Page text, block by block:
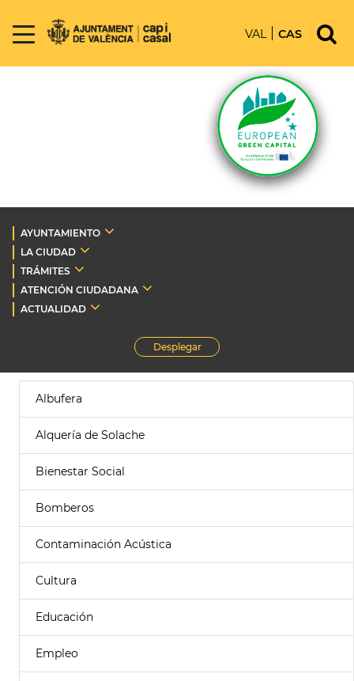
VAL CAS
AYUNTAMIENTO
LA CIUDAD
TRÁMITES
ATENCIÓN CIUDADANA
ACTUALIDAD
Desplegar
Albufera
Alquería de Solache
Bienestar Social
Bomberos
Contaminación Acústica
Cultura
Educación
Empleo